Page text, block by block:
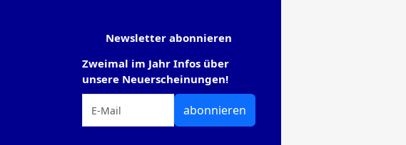
Newsletter abonnieren
Zweimal im Jahr Infos über
unsere Neuerscheinungen!
abonnieren